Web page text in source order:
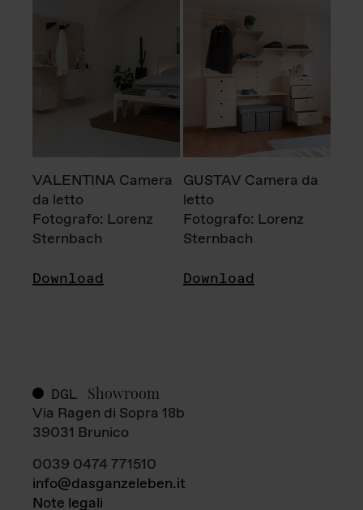
VALENTINA Camera
da letto
Fotografo: Lorenz
Sternbach
Download
GUSTAV Camera da
letto
Fotografo: Lorenz
Sternbach
Download
DGL Showroom
Via Ragen di Sopra 18b
39031 Brunico
0039 0474 771510
info@dasganzeleben.it
Note legali